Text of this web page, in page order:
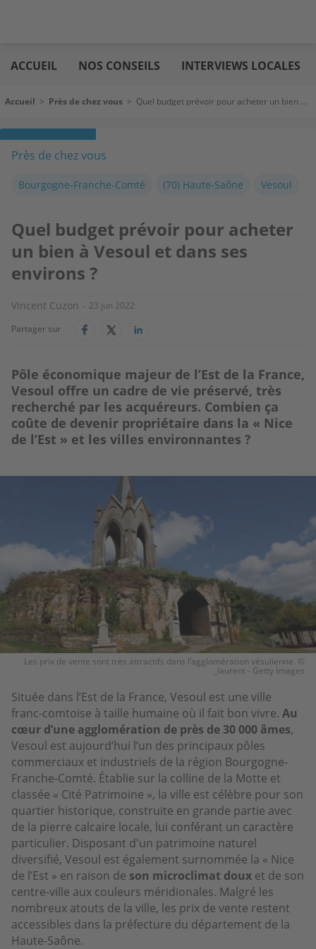
au
contenu
immo
ACCUEIL NOS CONSEILS INTERVIEWS LOCALES
Fil d'Ariane
Accueil > Près de chez vous > Quel budget prévoir pour acheter un bien à Vesoul et dans ses environs ?
Près de chez vous
Bourgogne-Franche-Comté (70) Haute-Saône Vesoul
Quel budget prévoir pour acheter
un bien à Vesoul et dans ses
environs ?
Vincent Cuzon
23 jun 2022
Partager sur
Pôle économique majeur de l’Est de la France,
Vesoul offre un cadre de vie préservé, très
recherché par les acquéreurs. Combien ça
coûte de devenir propriétaire dans la « Nice
de l’Est » et les villes environnantes ?
Les prix de vente sont très attractifs dans l’agglomération vésulienne. ©
_laurent - Getty Images
Située dans l’Est de la France, Vesoul est une ville
franc-comtoise à taille humaine où il fait bon vivre. Au
cœur d’une agglomération de près de 30 000 âmes,
Vesoul est aujourd’hui l’un des principaux pôles
commerciaux et industriels de la région Bourgogne-
Franche-Comté. Établie sur la colline de la Motte et
classée « Cité Patrimoine », la ville est célèbre pour son
quartier historique, construite en grande partie avec
de la pierre calcaire locale, lui conférant un caractère
particulier. Disposant d'un patrimoine naturel
diversifié, Vesoul est également surnommée la « Nice
de l’Est » en raison de son microclimat doux et de son
centre-ville aux couleurs méridionales. Malgré les
nombreux atouts de la ville, les prix de vente restent
accessibles dans la préfecture du département de la
Haute-Saône.